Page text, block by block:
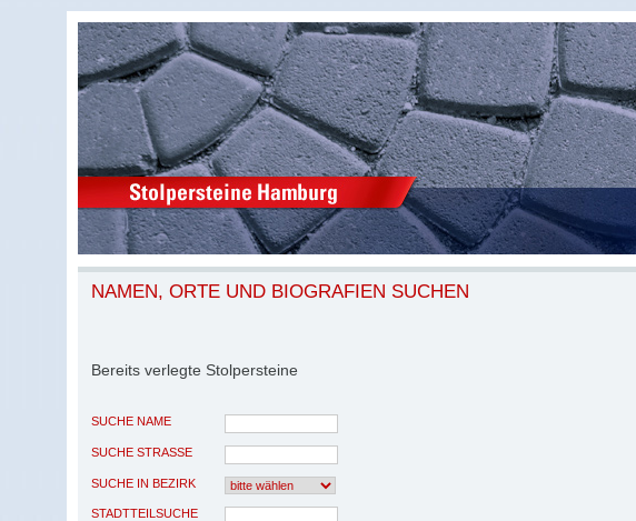
NAMEN, ORTE UND BIOGRAFIEN SUCHEN
Bereits verlegte Stolpersteine
SUCHE NAME
SUCHE STRASSE
SUCHE IN BEZIRK
STADTTEILSUCHE